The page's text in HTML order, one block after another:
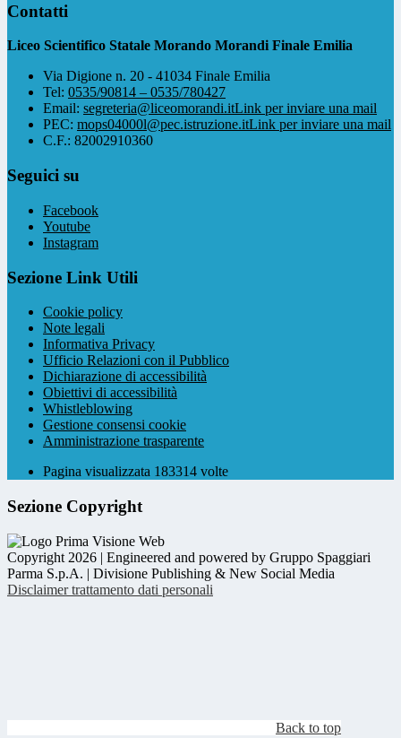
Contatti
Liceo Scientifico Statale Morando Morandi Finale Emilia
Via Digione n. 20 - 41034 Finale Emilia
Tel: 0535/90814 – 0535/780427
Email: segreteria@liceomorandi.itLink per inviare una mail
PEC: mops04000l@pec.istruzione.itLink per inviare una mail
C.F.: 82002910360
Seguici su
Facebook
Youtube
Instagram
Sezione Link Utili
Cookie policy
Note legali
Informativa Privacy
Ufficio Relazioni con il Pubblico
Dichiarazione di accessibilità
Obiettivi di accessibilità
Whistleblowing
Gestione consensi cookie
Amministrazione trasparente
Pagina visualizzata 183314 volte
Sezione Copyright
Copyright 2026 | Engineered and powered by Gruppo Spaggiari
Parma S.p.A. | Divisione Publishing & New Social Media
Disclaimer trattamento dati personali
Back to top